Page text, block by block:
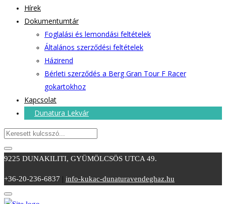
Hírek
Dokumentumtár
Foglalási és lemondási feltételek
Általános szerződési feltételek
Házirend
Bérleti szerződés a Berg Gran Tour F Racer
gokartokhoz
Kapcsolat
Dunatura Lekvár
9225 DUNAKILITI, GYÜMÖLCSÖS UTCA 49.
+36-20-236-6837 | info-kukac-dunaturavendeghaz.hu